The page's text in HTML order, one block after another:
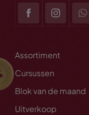
Assortiment
Cursussen
Blok van de maand
Uitverkoop